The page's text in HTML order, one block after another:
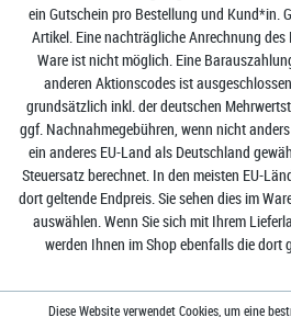
ein Gutschein pro Bestellung und Kund*in.
Artikel. Eine nachträgliche Anrechnung
Ware ist nicht möglich. Eine
anderen Aktionscodes ist
grundsätzlich inkl. der deutschen
ggf. Nachnahmegebühren, wenn nicht
ein anderes EU-Land als Deutschland
Steuersatz berechnet. In den meisten EU-
dort geltende Endpreis. Sie sehen dies im
auswählen. Wenn Sie sich mit Ihrem
werden Ihnen im Shop ebenfalls die dort
Diese Website verwendet Cookies, um eine